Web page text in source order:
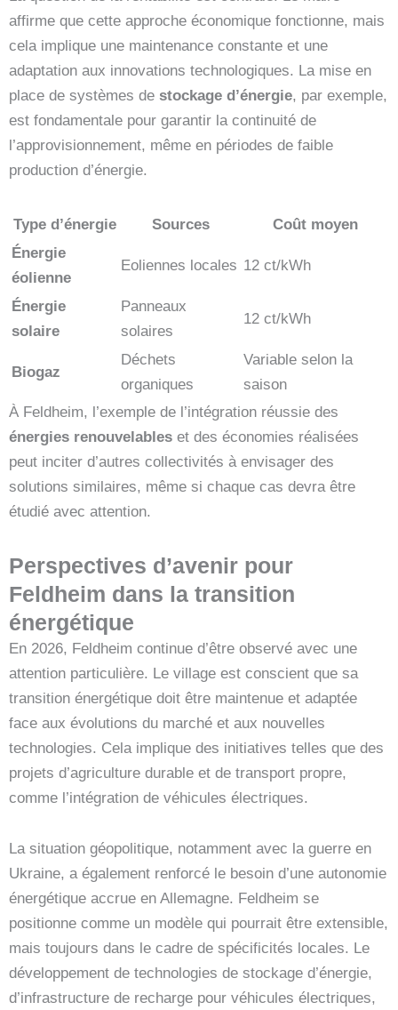
affirme que cette approche économique fonctionne, mais
cela implique une maintenance constante et une
adaptation aux innovations technologiques. La mise en
place de systèmes de stockage d’énergie, par exemple,
est fondamentale pour garantir la continuité de
l’approvisionnement, même en périodes de faible
production d’énergie.
Type d’énergie Sources
Coût moyen
Énergie
éolienne
Eoliennes locales 12 ct/kWh
Énergie
solaire
Panneaux
solaires
12 ct/kWh
Biogaz
Déchets
organiques
Variable selon la
saison
À Feldheim, l’exemple de l’intégration réussie des
énergies renouvelables et des économies réalisées
peut inciter d’autres collectivités à envisager des
solutions similaires, même si chaque cas devra être
étudié avec attention.
Perspectives d’avenir pour
Feldheim dans la transition
énergétique
En 2026, Feldheim continue d’être observé avec une
attention particulière. Le village est conscient que sa
transition énergétique doit être maintenue et adaptée
face aux évolutions du marché et aux nouvelles
technologies. Cela implique des initiatives telles que des
projets d’agriculture durable et de transport propre,
comme l’intégration de véhicules électriques.
La situation géopolitique, notamment avec la guerre en
Ukraine, a également renforcé le besoin d’une autonomie
énergétique accrue en Allemagne. Feldheim se
positionne comme un modèle qui pourrait être extensible,
mais toujours dans le cadre de spécificités locales. Le
développement de technologies de stockage d’énergie,
d’infrastructure de recharge pour véhicules électriques,